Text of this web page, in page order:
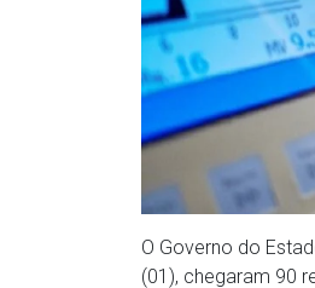
O Governo do
(01), chegaram 90